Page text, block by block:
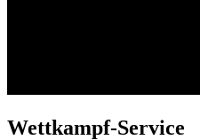
Wettkampf-Service